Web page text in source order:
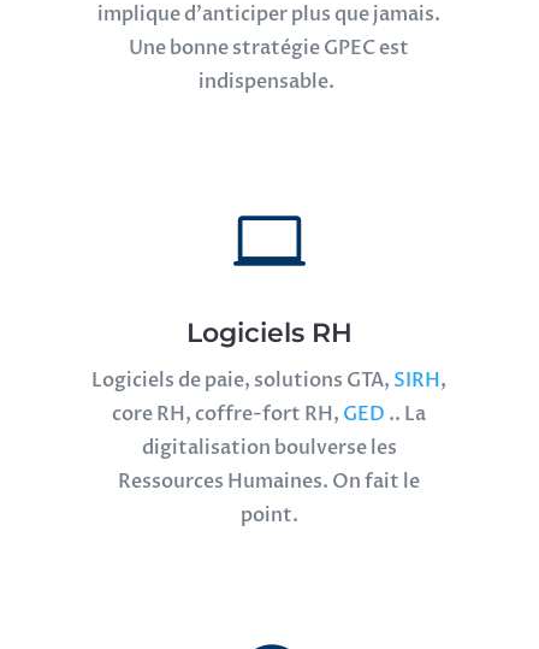
implique d’anticiper plus que jamais.
Une bonne stratégie GPEC est
indispensable.

Logiciels RH
Logiciels de paie, solutions GTA, SIRH,
core RH, coffre-fort RH, GED .. La
digitalisation boulverse les
Ressources Humaines. On fait le
point.